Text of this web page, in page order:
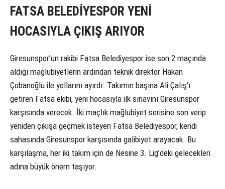
FATSA BELEDİYESPOR YENİ
HOCASIYLA ÇIKIŞ ARIYOR
Giresunspor’un rakibi Fatsa Belediyespor ise son 2 maçında
aldığı mağlubiyetlerin ardından teknik direktör Hakan
Çobanoğlu ile yollarını ayırdı. Takımın başına Ali Çalış’ı
getiren Fatsa ekibi, yeni hocasıyla ilk sınavını Giresunspor
karşısında verecek. İki maçlık mağlubiyet serisine son verip
yeniden çıkışa geçmek isteyen Fatsa Belediyespor, kendi
sahasında Giresunspor karşısında galibiyet arayacak. Bu
karşılaşma, her iki takım için de Nesine 3. Lig’deki gelecekleri
adına büyük önem taşıyor.